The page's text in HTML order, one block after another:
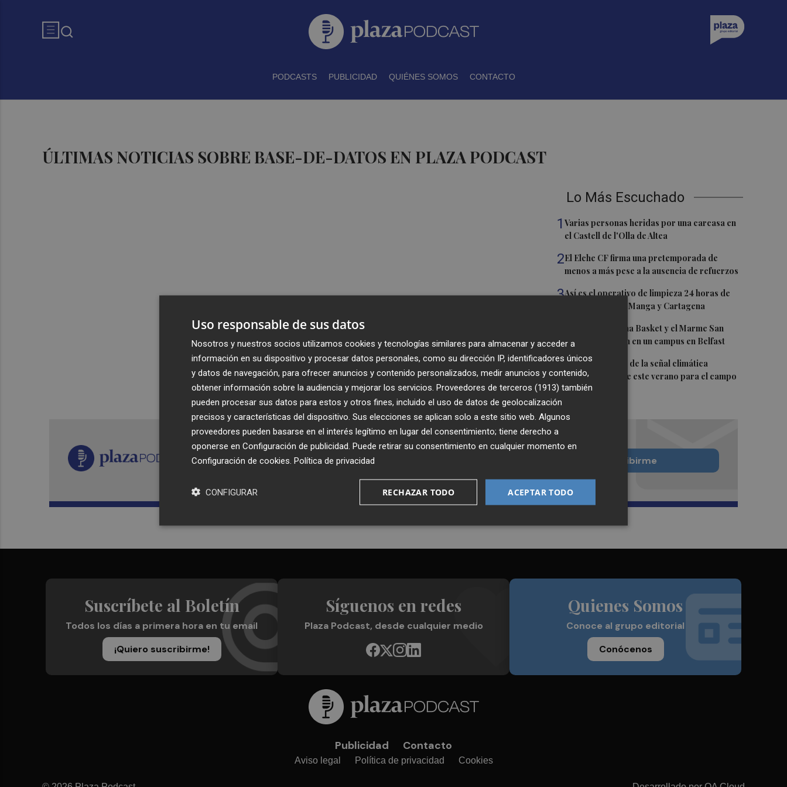
PODCASTS PUBLICIDAD QUIÉNES SOMOS CONTACTO
ÚLTIMAS NOTICIAS SOBRE BASE-DE-DATOS EN PLAZA PODCAST
Lo Más Escuchado
1Varias personas heridas por una carcasa en
el Castell de l'Olla de Altea
2El Elche CF firma una pretemporada de
menos a más pese a la ausencia de refuerzos
3Así es el operativo de limpieza 24 horas de
las playas de La Manga y Cartagena
Chicas del Molina Basket y el Marme San
Javier participan en un campus en Belfast
5 La FAO advierte de la señal climática
"excepcional" de este verano para el campo
europeo
Recibe toda la actualidad de
Plaza Podcast en tu correo
Quiero suscribirme
Suscríbete al Boletín
Todos los días a primera hora en tu email
¡Quiero suscribirme!
Síguenos en redes
Plaza Podcast, desde cualquier medio
Quienes Somos
Conoce al grupo editorial
Conócenos
Publicidad Contacto
Aviso legal Política de privacidad Cookies
Uso responsable de sus datos
Nosotros y nuestros socios utilizamos cookies y tecnologías similares para almacenar y acceder a
información en su dispositivo y procesar datos personales, como su dirección IP, identificadores únicos
y datos de navegación, para ofrecer anuncios y contenido personalizados, medir anuncios y contenido,
obtener información sobre la audiencia y mejorar los servicios. Proveedores de terceros (1913) también
pueden procesar sus datos para estos y otros fines, incluido el uso de datos de geolocalización
precisos y características del dispositivo. Sus elecciones se aplican solo a este sitio web. Algunos
proveedores pueden basarse en el interés legítimo en lugar del consentimiento; tiene derecho a
oponerse en Configuración de publicidad . Puede retirar su consentimiento en cualquier momento en
Configuración de cookies Política de privacidad
ACEPTAR TODO
RECHAZAR TODO
CONFIGURAR